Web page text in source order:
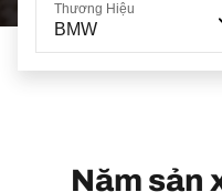
Thương Hiệu
BMW
Năm sản